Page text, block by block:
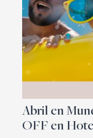
Abril en
OFF en